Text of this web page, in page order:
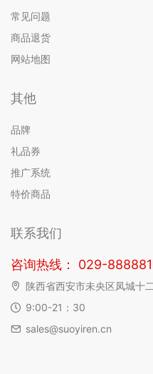
常见问题
商品退货
网站地图
其他
品牌
礼品券
推广系统
特价商品
联系我们
咨询热线： 029-
陕西省西安市未央区凤城十
9:00-21：30
sales@suoyiren.cn